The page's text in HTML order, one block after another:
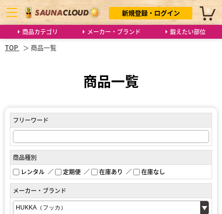
商品カテゴリ メーカー・ブランド 鍛えたい部位
新規登録・ログイン 0
TOP 商品一覧
商品一覧
フリーワード
商品種別
レンタル
定期便 在庫あり 在庫なし
メーカー・ブランド